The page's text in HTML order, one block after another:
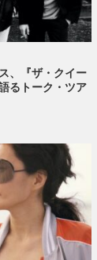
、『ザ・クイー
るトーク・ツア